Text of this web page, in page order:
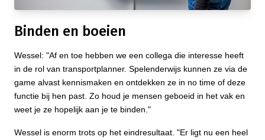
Binden en boeien
Wessel: "Af en toe hebben we een collega die interesse heeft
in de rol van transportplanner. Spelenderwijs kunnen ze via de
game alvast kennismaken en ontdekken ze in no time of deze
functie bij hen past. Zo houd je mensen geboeid in het vak en
weet je ze hopelijk aan je te binden."
Wessel is enorm trots op het eindresultaat. "Er ligt nu een heel